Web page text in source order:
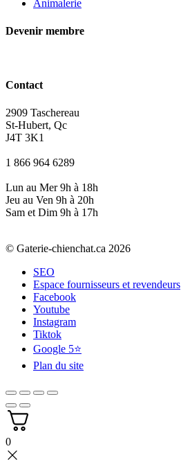
Animalerie
Devenir membre
Contact
2909 Taschereau
St-Hubert, Qc
J4T 3K1
1 866 964 6289
Lun au Mer 9h à 18h
Jeu au Ven 9h à 20h
Sam et Dim 9h à 17h
© Gaterie-chienchat.ca 2026
SEO
Espace fournisseurs et revendeurs
Facebook
Youtube
Instagram
Tiktok
Google 5⭐
Plan du site
0